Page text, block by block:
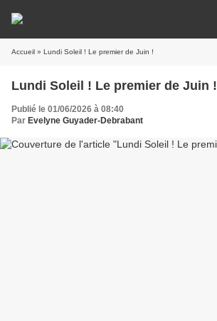
Accueil » Lundi Soleil ! Le premier de Juin !
Lundi Soleil ! Le premier de Juin !
Publié le 01/06/2026 à 08:40
Par Evelyne Guyader-Debrabant